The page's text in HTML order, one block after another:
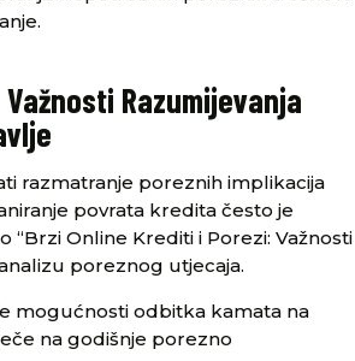
Razumijevanja
razmatranje poreznih implikacija
povrata kredita često je
Online Krediti i Porezi: Važnosti
poreznog utjecaja.
mogućnosti odbitka kamata na
na godišnje porezno